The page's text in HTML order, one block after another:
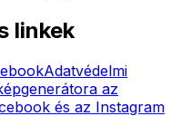
linkek
Adatvédelmi
az
és az Instagram